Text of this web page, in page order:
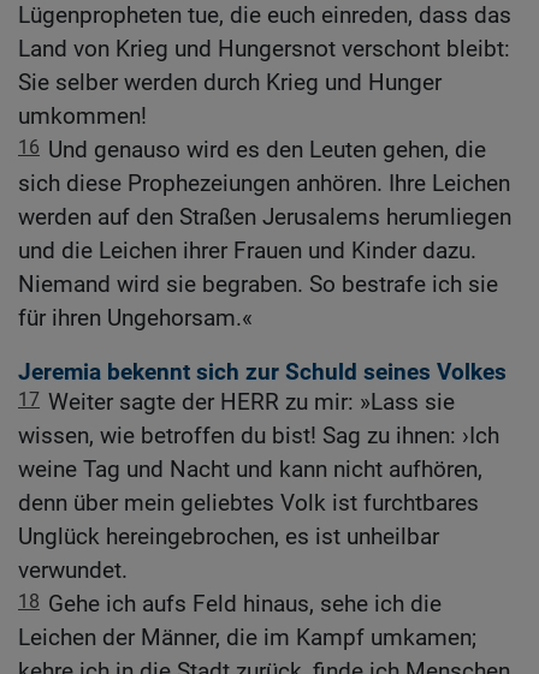
Lügenpropheten tue, die euch einreden, dass das
Land von Krieg und Hungersnot verschont bleibt:
Sie selber werden durch Krieg und Hunger
umkommen!
16 Und genauso wird es den Leuten gehen, die
sich diese Prophezeiungen anhören. Ihre Leichen
werden auf den Straßen Jerusalems herumliegen
und die Leichen ihrer Frauen und Kinder dazu.
Niemand wird sie begraben. So bestrafe ich sie
für ihren Ungehorsam.«
Jeremia bekennt sich zur Schuld seines Volkes
17 Weiter sagte der HERR zu mir: »Lass sie
wissen, wie betroffen du bist! Sag zu ihnen: ›Ich
weine Tag und Nacht und kann nicht aufhören,
denn über mein geliebtes Volk ist furchtbares
Unglück hereingebrochen, es ist unheilbar
verwundet.
18 Gehe ich aufs Feld hinaus, sehe ich die
Leichen der Männer, die im Kampf umkamen;